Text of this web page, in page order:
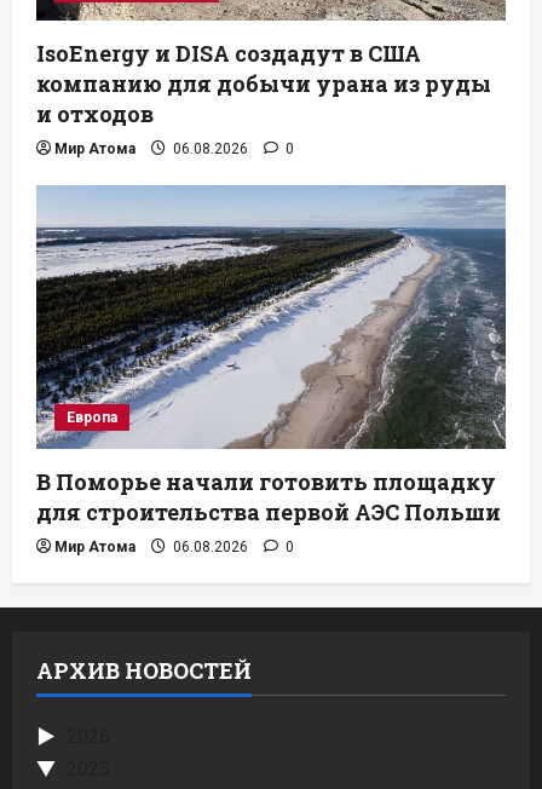
IsoEnergy и DISA создадут в США
компанию для добычи урана из руды
и отходов
Мир Атома 06.08.2026 0
Европа
В Поморье начали готовить площадку
для строительства первой АЭС Польши
Мир Атома 06.08.2026 0
АРХИВ НОВОСТЕЙ